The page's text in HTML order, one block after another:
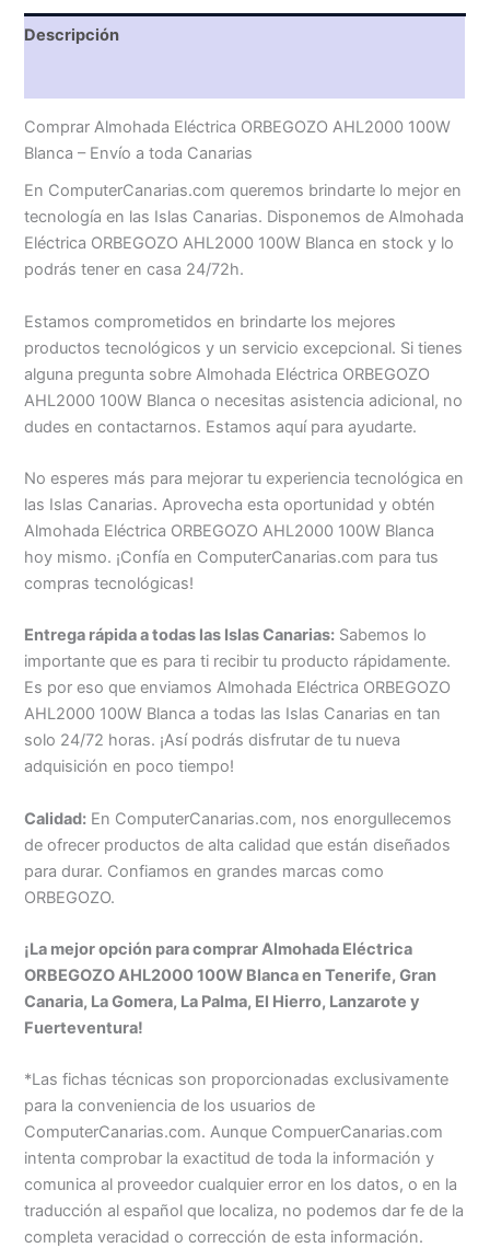
Descripción
Comprar Almohada Eléctrica ORBEGOZO AHL2000 100W
Blanca – Envío a toda Canarias
En ComputerCanarias.com queremos brindarte lo mejor en
tecnología en las Islas Canarias. Disponemos de Almohada
Eléctrica ORBEGOZO AHL2000 100W Blanca en stock y lo
podrás tener en casa 24/72h.
Estamos comprometidos en brindarte los mejores
productos tecnológicos y un servicio excepcional. Si tienes
alguna pregunta sobre Almohada Eléctrica ORBEGOZO
AHL2000 100W Blanca o necesitas asistencia adicional, no
dudes en contactarnos. Estamos aquí para ayudarte.
No esperes más para mejorar tu experiencia tecnológica en
las Islas Canarias. Aprovecha esta oportunidad y obtén
Almohada Eléctrica ORBEGOZO AHL2000 100W Blanca
hoy mismo. ¡Confía en ComputerCanarias.com para tus
compras tecnológicas!
Entrega rápida a todas las Islas Canarias: Sabemos lo
importante que es para ti recibir tu producto rápidamente.
Es por eso que enviamos Almohada Eléctrica ORBEGOZO
AHL2000 100W Blanca a todas las Islas Canarias en tan
solo 24/72 horas. ¡Así podrás disfrutar de tu nueva
adquisición en poco tiempo!
Calidad: En ComputerCanarias.com, nos enorgullecemos
de ofrecer productos de alta calidad que están diseñados
para durar. Confiamos en grandes marcas como
ORBEGOZO.
¡La mejor opción para comprar Almohada Eléctrica
ORBEGOZO AHL2000 100W Blanca en Tenerife, Gran
Canaria, La Gomera, La Palma, El Hierro, Lanzarote y
Fuerteventura!
*Las fichas técnicas son proporcionadas exclusivamente
para la conveniencia de los usuarios de
ComputerCanarias.com. Aunque CompuerCanarias.com
intenta comprobar la exactitud de toda la información y
comunica al proveedor cualquier error en los datos, o en la
traducción al español que localiza, no podemos dar fe de la
completa veracidad o corrección de esta información.